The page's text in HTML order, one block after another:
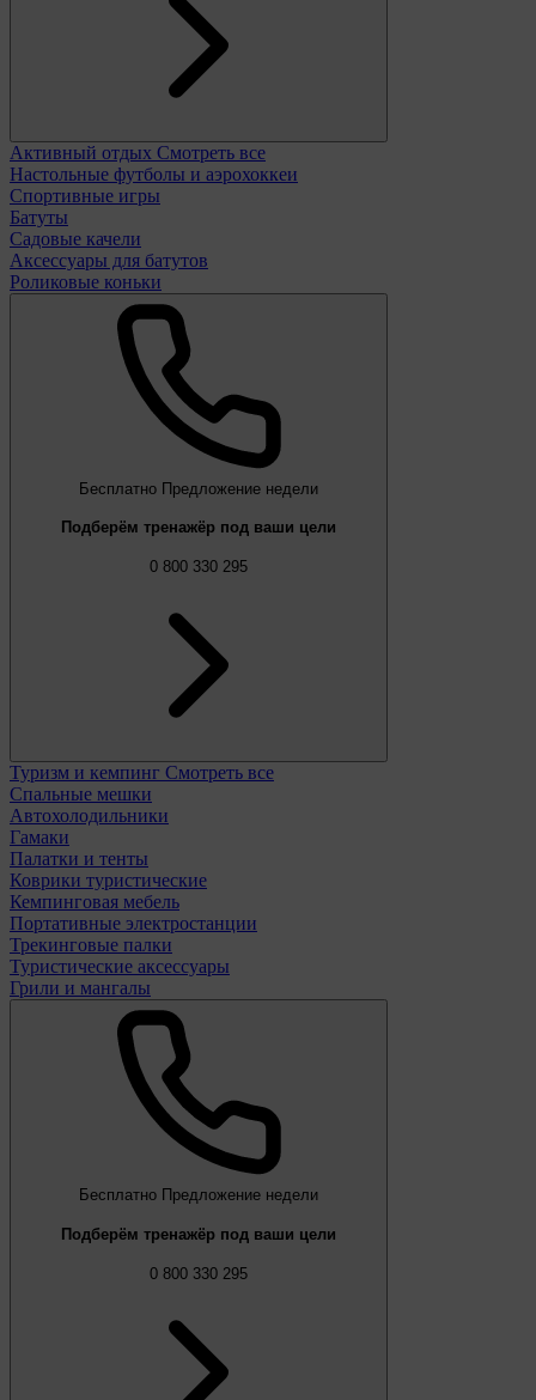
Активный отдых Смотреть все
Настольные футболы и аэрохоккеи
Спортивные игры
Батуты
Садовые качели
Аксессуары для батутов
Роликовые коньки
Бесплатно Предложение недели
Подберём тренажёр под ваши цели
0 800 330 295
Туризм и кемпинг Смотреть все
Спальные мешки
Автохолодильники
Гамаки
Палатки и тенты
Коврики туристические
Кемпинговая мебель
Портативные электростанции
Трекинговые палки
Туристические аксессуары
Грили и мангалы
Бесплатно Предложение недели
Подберём тренажёр под ваши цели
0 800 330 295